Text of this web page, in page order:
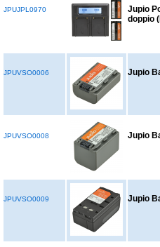
JPUJPL0970
Jupio
doppio
JPUVSO0006 Jupio
JPUVSO0008 Jupio
JPUVSO0009 Jupio